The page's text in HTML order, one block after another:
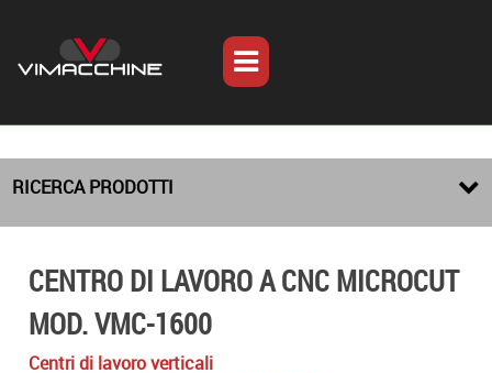
RICERCA PRODOTTI
CENTRO DI LAVORO A CNC MICROCUT
MOD. VMC-1600
Centri di lavoro verticali